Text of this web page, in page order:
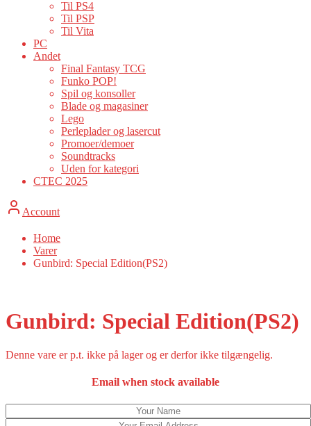
Til PS4
Til PSP
Til Vita
PC
Andet
Final Fantasy TCG
Funko POP!
Spil og konsoller
Blade og magasiner
Lego
Perleplader og lasercut
Promoer/demoer
Soundtracks
Uden for kategori
CTEC 2025
Account
Home
Varer
Gunbird: Special Edition(PS2)
Gunbird: Special Edition(PS2)
Denne vare er p.t. ikke på lager og er derfor ikke tilgængelig.
Email when stock available